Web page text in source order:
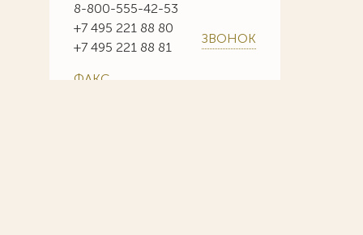
8-800-555-42-53
+7 495 221 88 80
+7 495 221 88 81
ЗВОНОК
ФАКС